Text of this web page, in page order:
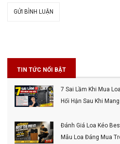
GỬI BÌNH LUẬN
TIN TỨC NỔI BẬT
7 Sai Lầm Khi Mua
Hối Hận Sau Khi
Đánh Giá Loa Kéo
Mẫu Loa Đáng Mua